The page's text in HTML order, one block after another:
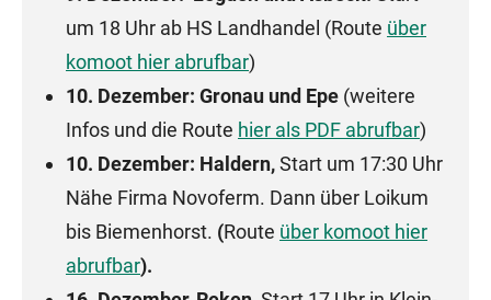
um 18 Uhr ab HS Landhandel (Route über
komoot hier abrufbar)
10. Dezember: Gronau und Epe (weitere
Infos und die Route hier als PDF abrufbar)
10. Dezember: Haldern,Start um 17:30 Uhr
Nähe Firma Novoferm. Dann über Loikum
bis Biemenhorst. (Route über komoot hier
abrufbar).